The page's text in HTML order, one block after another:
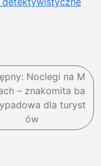
Noclegi na M
– znakomita ba
dla turyst
ów